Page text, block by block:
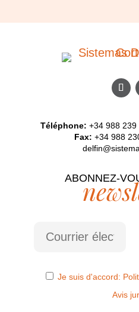
Téléphone: +34 988 239
Fax: +34 988
ABONNEZ-
Je suis d'accord:
Avis